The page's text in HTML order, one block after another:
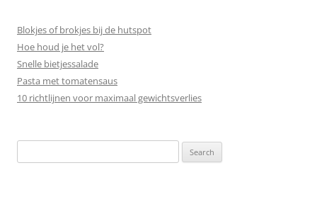
Blokjes of brokjes bij de hutspot
Hoe houd je het vol?
Snelle bietjessalade
Pasta met tomatensaus
10 richtlijnen voor maximaal gewichtsverlies
for: